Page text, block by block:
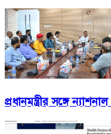
প্রধানমন্ত্রীর সঙ্গে